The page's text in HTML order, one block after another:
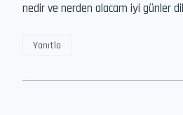
nedir ve nerden alacam iyi günler
Yanıtla